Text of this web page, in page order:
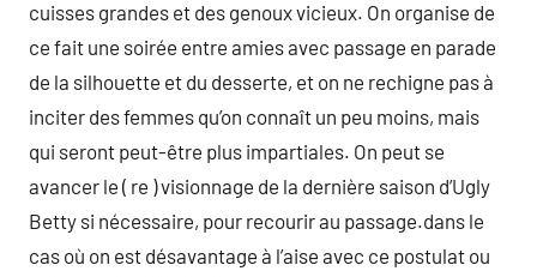
cuisses grandes et des genoux vicieux. On organise de
ce fait une soirée entre amies avec passage en parade
de la silhouette et du desserte, et on ne rechigne pas à
inciter des femmes qu’on connaît un peu moins, mais
qui seront peut-être plus impartiales. On peut se
avancer le ( re ) visionnage de la dernière saison d’Ugly
Betty si nécessaire, pour recourir au passage.dans le
cas où on est désavantage à l’aise avec ce postulat ou